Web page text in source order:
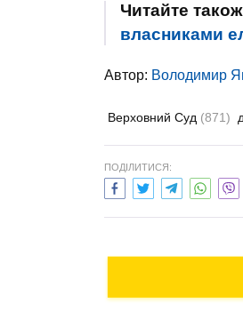
Читайте
власниками
Автор: Володимир
Верховний Суд (871)
ПОДІЛИТИСЯ: